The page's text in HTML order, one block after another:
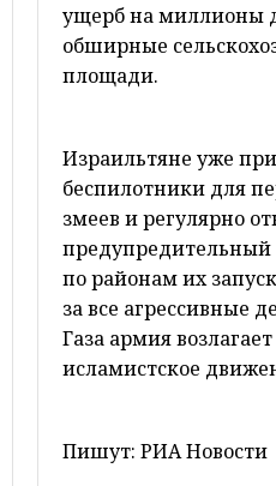
ущерб на миллионы
обширные
площади.
Израильтяне уже
беспилотники для
змеев и регулярно
предупредительный
по районам их
за все агрессивные
Газа армия
исламистское
Пишут: РИА Новости